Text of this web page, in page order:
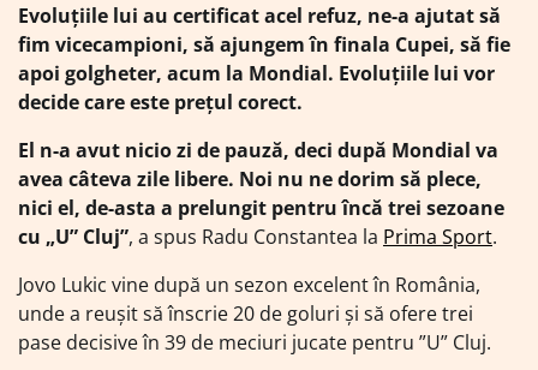
Evoluţiile lui au certificat acel refuz, ne-a ajutat să
fim vicecampioni, să ajungem în finala Cupei, să fie
apoi golgheter, acum la Mondial. Evoluţiile lui vor
decide care este preţul corect.
El n-a avut nicio zi de pauză, deci după Mondial va
avea câteva zile libere. Noi nu ne dorim să plece,
nici el, de-asta a prelungit pentru încă trei sezoane
cu „U” Cluj”, a spus Radu Constantea la Prima Sport.
Jovo Lukic vine după un sezon excelent în România,
unde a reușit să înscrie 20 de goluri și să ofere trei
pase decisive în 39 de meciuri jucate pentru ”U” Cluj.